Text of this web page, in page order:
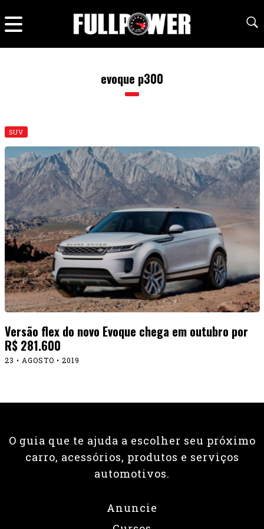
evoque p300
SUV
Versão flex do novo Evoque chega em outubro por
R$ 281.600
23 • AGOSTO • 2019
O guia que te ajuda a escolher seu próximo
carro, acessórios, produtos e serviços
automotivos.
Anuncie